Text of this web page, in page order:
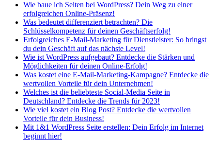
Wie baue ich Seiten bei WordPress? Dein Weg zu einer
erfolgreichen Online-Präsenz!
Was bedeutet differenziert betrachten? Die
Schlüsselkompetenz für deinen Geschäftserfolg!
Erfolgreiches E-Mail-Marketing für Dienstleister: So bringst
du dein Geschäft auf das nächste Level!
Wie ist WordPress aufgebaut? Entdecke die Stärken und
Möglichkeiten für deinen Online-Erfolg!
Was kostet eine E-Mail-Marketing-Kampagne? Entdecke die
wertvollen Vorteile für dein Unternehmen!
Welches ist die beliebteste Social-Media Seite in
Deutschland? Entdecke die Trends für 2023!
Wie viel kostet ein Blog Post? Entdecke die wertvollen
Vorteile für dein Business!
Mit 1&1 WordPress Seite erstellen: Dein Erfolg im Internet
beginnt hier!